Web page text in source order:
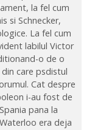
la fel cum
si Schnecker,
La fel cum
labilul Victor
o de o
care psdistul
Cat despre
i-au fost de
pana la
era deja